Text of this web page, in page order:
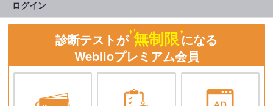
ログイン
診断テストが 無制限になる
Weblioプレミアム会員